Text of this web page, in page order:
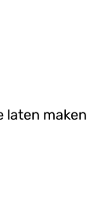
laten maken